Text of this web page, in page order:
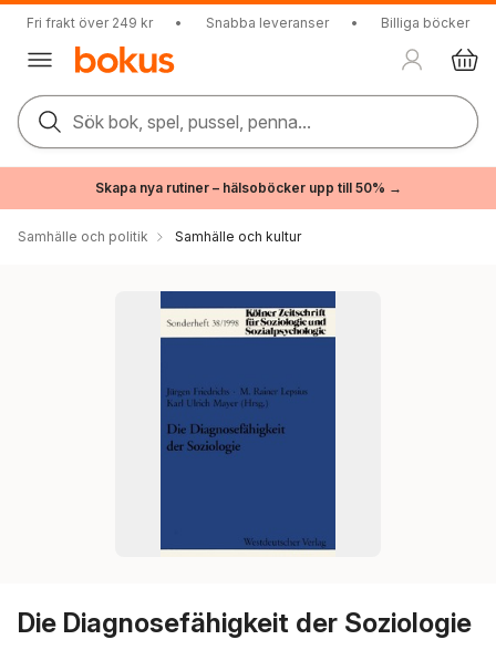
Fri frakt över 249 kr • Snabba leveranser • Billiga böcker
Sök bok, spel, pussel, penna...
Skapa nya rutiner – hälsoböcker upp till 50% →
Samhälle och politik Samhälle och kultur
Die Diagnosefähigkeit der Soziologie